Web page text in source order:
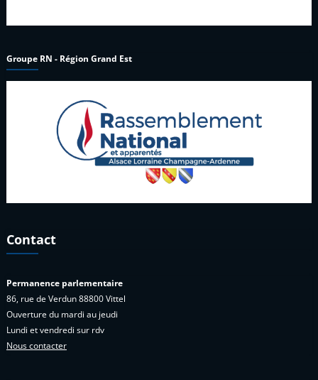
Groupe RN - Région Grand Est
Contact
Permanence parlementaire
86, rue de Verdun 88800 Vittel
Ouverture du mardi au jeudi
Lundi et vendredi sur rdv
Nous contacter